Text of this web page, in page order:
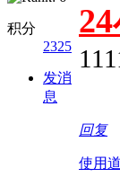
积分
2325
发消
息
回复
使用